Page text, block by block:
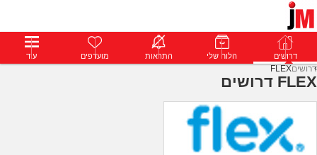
דרושים פרופילים הודעות פרימיום דרושים הלוח שלי התראות מועדפים עוד
דרושיםFLEX
FLEX דרושים